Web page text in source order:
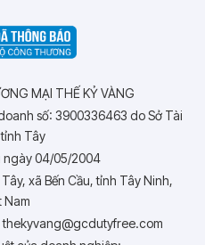
MẠI THẾ KỶ VÀNG
số: 3900336463 do Sở Tài
Tây
ngày 04/05/2004
xã Bến Cầu, tỉnh Tây Ninh,
Nam
thekyvang@gcdutyfree.com